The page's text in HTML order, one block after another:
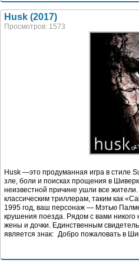
Husk (2017)
Просмотров: 1573
Husk —это продуманная игра в стиле
зле, боли и поисках прощения в
неизвестной причине ушли все
классическим триллерам, таким как
1995 год, ваш персонаж — Мэтью
крушения поезда. Рядом с вами
жены и дочки. Единственным
является знак: Добро пожаловать в